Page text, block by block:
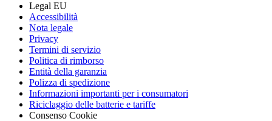
Legal EU
Accessibilità
Nota legale
Privacy
Termini di servizio
Politica di rimborso
Entità della garanzia
Polizza di spedizione
Informazioni importanti per i consumatori
Riciclaggio delle batterie e tariffe
Consenso Cookie